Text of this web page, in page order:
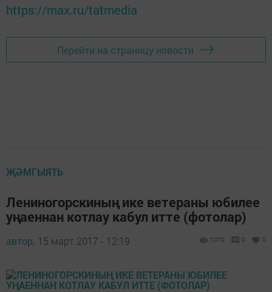
https://max.ru/tatmedia
Перейти на страницу новости
ҖӘМГЫЯТЬ
Лениногорскиның ике ветераны юбилее
уңаеннан котлау кабул итте (фотолар)
автор, 15 март 2017 - 12:19 1070 0 0